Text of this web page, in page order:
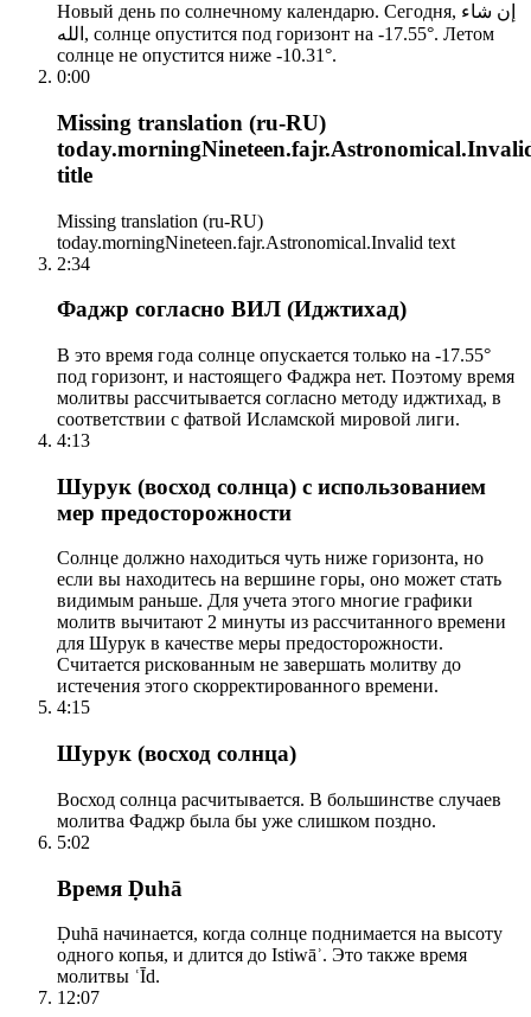
Новый день по солнечному календарю. Сегодня, إن شاء
الله, солнце опустится под горизонт на -17.55°. Летом
солнце не опустится ниже -10.31°.
0:00
Missing translation (ru-RU)
title
Missing translation (ru-RU)
today.morningNineteen.fajr.Astronomical.Invalid text
2:34
Фаджр согласно ВИЛ (Иджтихад)
В это время года солнце опускается только на -17.55°
под горизонт, и настоящего Фаджра нет. Поэтому время
молитвы рассчитывается согласно методу иджтихад, в
соответствии с фатвой Исламской мировой лиги.
4:13
Шурук (восход солнца) с использованием
мер предосторожности
Солнце должно находиться чуть ниже горизонта, но
если вы находитесь на вершине горы, оно может стать
видимым раньше. Для учета этого многие графики
молитв вычитают 2 минуты из рассчитанного времени
для Шурук в качестве меры предосторожности.
Считается рискованным не завершать молитву до
истечения этого скорректированного времени.
4:15
Шурук (восход солнца)
Восход солнца расчитывается. В большинстве случаев
молитва Фаджр была бы уже слишком поздно.
5:02
Время Ḍuhā
Ḍuhā начинается, когда солнце поднимается на высоту
одного копья, и длится до Istiwāʾ. Это также время
молитвы ʿĪd.
12:07